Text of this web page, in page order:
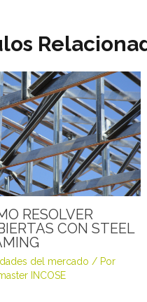
RESOLVER
CON STEEL
del mercado / Por
INCOSE